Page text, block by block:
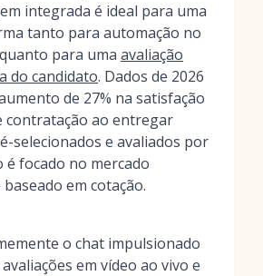
integrada é ideal para uma
tanto para automação no
para uma avaliação
do candidato. Dados de 2026
de 27% na satisfação
contratação ao entregar
selecionados e avaliados por
é focado no mercado
em cotação.
o chat impulsionado
em vídeo ao vivo e